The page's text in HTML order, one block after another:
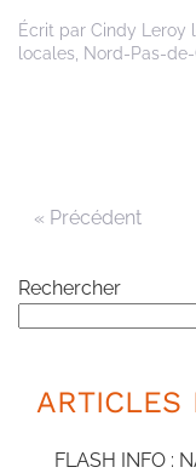
Écrit par Cindy Leroy
locales
Nord-Pas-
« Précédent
Rechercher
ARTICLES
FLASH INFO :